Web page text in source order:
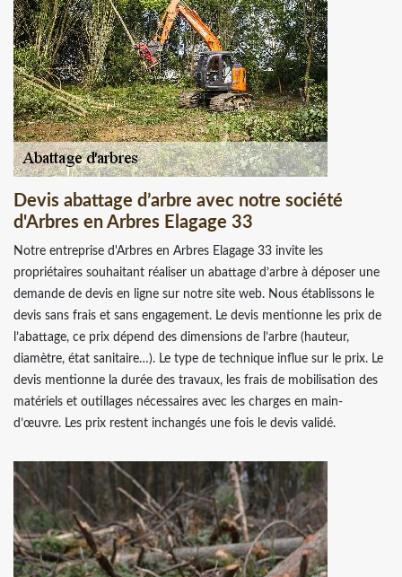
Devis abattage d’arbre avec notre société
d'Arbres en Arbres Elagage 33
Notre entreprise d'Arbres en Arbres Elagage 33 invite les
propriétaires souhaitant réaliser un abattage d’arbre à déposer une
demande de devis en ligne sur notre site web. Nous établissons le
devis sans frais et sans engagement. Le devis mentionne les prix de
l’abattage, ce prix dépend des dimensions de l’arbre (hauteur,
diamètre, état sanitaire…). Le type de technique influe sur le prix. Le
devis mentionne la durée des travaux, les frais de mobilisation des
matériels et outillages nécessaires avec les charges en main-
d’œuvre. Les prix restent inchangés une fois le devis validé.